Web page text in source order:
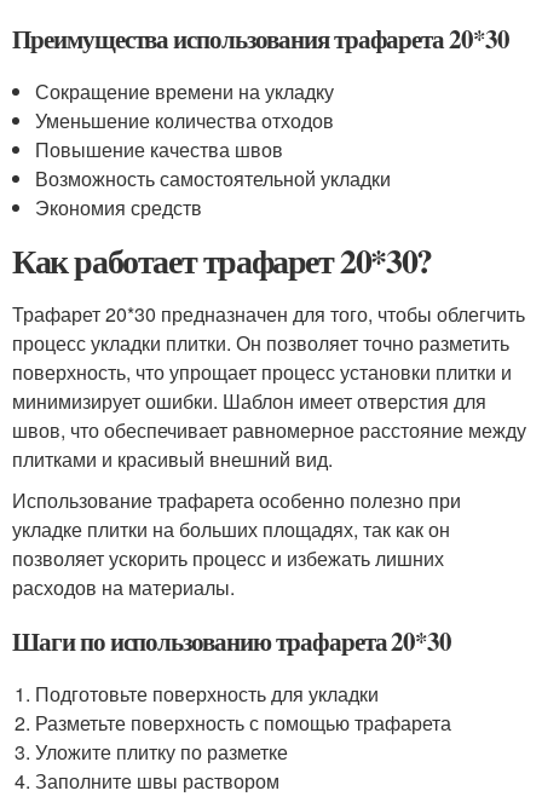
Преимущества использования трафарета 20*30
Сокращение времени на укладку
Уменьшение количества отходов
Повышение качества швов
Возможность самостоятельной укладки
Экономия средств
Как работает трафарет 20*30?
Трафарет 20*30 предназначен для того, чтобы облегчить
процесс укладки плитки. Он позволяет точно разметить
поверхность, что упрощает процесс установки плитки и
минимизирует ошибки. Шаблон имеет отверстия для
швов, что обеспечивает равномерное расстояние между
плитками и красивый внешний вид.
Использование трафарета особенно полезно при
укладке плитки на больших площадях, так как он
позволяет ускорить процесс и избежать лишних
расходов на материалы.
Шаги по использованию трафарета 20*30
Подготовьте поверхность для укладки
Разметьте поверхность с помощью трафарета
Уложите плитку по разметке
Заполните швы раствором